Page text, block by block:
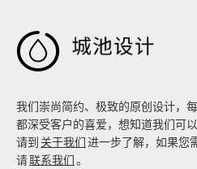

我们崇尚简约、极致的原创设计，
都深受客户的喜爱，想知道我们可
请到 关于我们进一步了解，如果您
请联系我们。